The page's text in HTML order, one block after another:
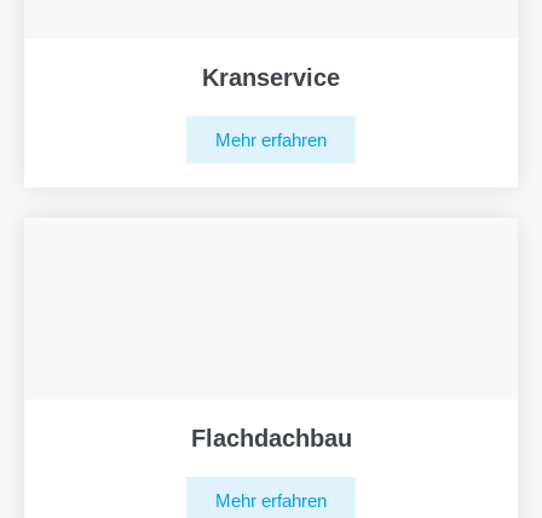
Kranservice
Mehr erfahren
Flachdachbau
Mehr erfahren